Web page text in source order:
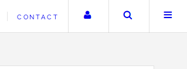
CONTACT Uw accountZoeken